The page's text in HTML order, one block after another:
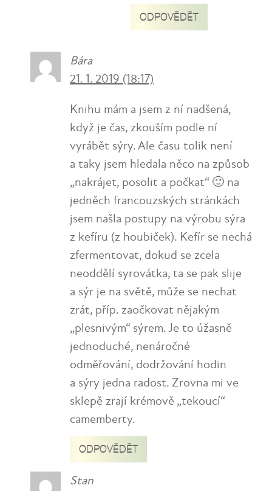
ODPOVĚDĚT
Bára
21. 1. 2019 (18:17)
Knihu mám a jsem z ní nadšená,
když je čas, zkouším podle ní
vyrábět sýry. Ale času tolik není
a taky jsem hledala něco na způsob
„nakrájet, posolit a počkat“ 🙂 na
jedněch francouzských stránkách
jsem našla postupy na výrobu sýra
z kefíru (z houbiček). Kefír se nechá
zfermentovat, dokud se zcela
neoddělí syrovátka, ta se pak slije
a sýr je na světě, může se nechat
zrát, příp. zaočkovat nějakým
„plesnivým“ sýrem. Je to úžasně
jednoduché, nenáročné
odměřování, dodržování hodin
a sýry jedna radost. Zrovna mi ve
sklepě zrají krémově „tekoucí“
camemberty.
ODPOVĚDĚT
Stan